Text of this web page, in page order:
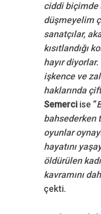
ciddi biçimde
düşmeyelim
sanatçılar,
kısıtlandığı
hayır
işkence ve
haklarında
Semerci ise “
bahsederken
oyunlar
hayatını
öldürülen
kavramını
çekti.